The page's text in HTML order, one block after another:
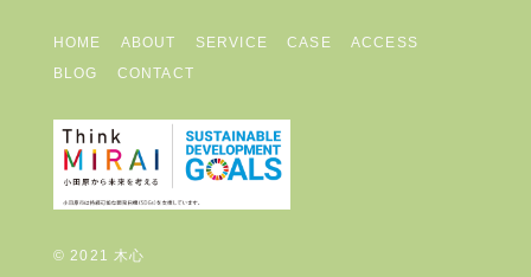
HOME ABOUT SERVICE CASE
ACCESS
BLOG
CONTACT
© 2021 木心